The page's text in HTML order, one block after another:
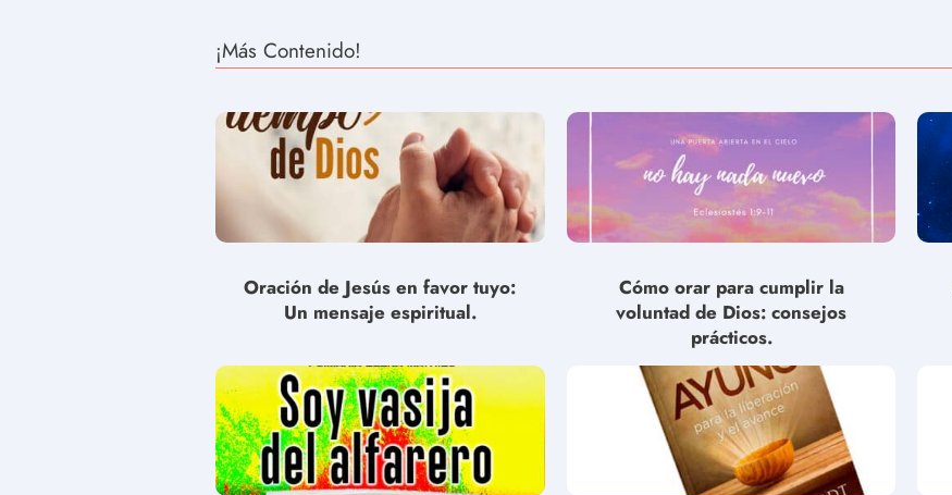
¡Más Contenido!
Oración de Jesús en favor tuyo:
Un mensaje espiritual.
Cómo orar para cumplir la
voluntad de Dios: consejos
prácticos.